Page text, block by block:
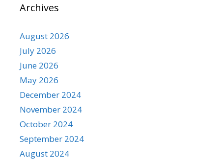
Archives
August 2026
July 2026
June 2026
May 2026
December 2024
November 2024
October 2024
September 2024
August 2024